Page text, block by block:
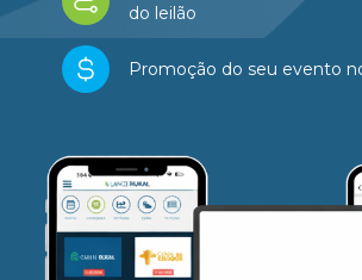
do leilão
Promoção do seu evento